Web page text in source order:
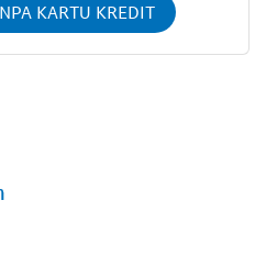
KARTU KREDIT